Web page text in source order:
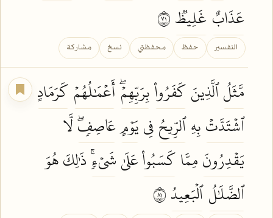
عَذَابٌ غَلِيظٞ
التفسير حفظ محفظتي نسخ مشاركة
مَّثَلُٱلَّذِينَكَفَرُواْبِرَبِّهِمۡۖأَعۡمَٰلُهُمۡ كَرَمَادٍ
ٱشۡتَدَّتۡبِهِٱلرِّيحُفِييَوۡمٍعَاصِفٖۖلَّا
يَقۡدِرُونَمِمَّاكَسَبُواْعَلَىٰشَيۡءٖۚذَٰلِكَ هُوَ
ٱلضَّلَٰلُٱلۡبَعِيدُ